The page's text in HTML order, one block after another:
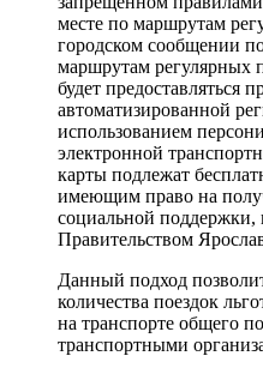
месте по маршрутам
городском сообщении
маршрутам регулярных
будет предоставляться
автоматизированной
использованием
электронной
карты подлежат
имеющим право на
социальной поддержки,
Правительством
Данный подход
количества поездок
на транспорте общего
транспортными